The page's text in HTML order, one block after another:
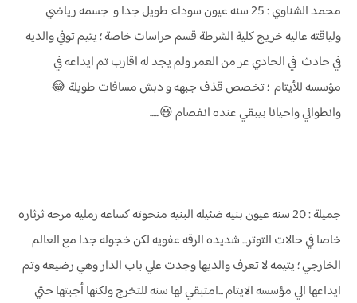
محمد الشناوي : 25 سنه عيون سوداء طويل جدا و جسمه رياضي
ولياقته عاليه خريج كلية الشرطة قسم حراسات خاصة ؛ يتيم توفي والديه
في حادث في الحادي عر من العمر ولم يجد له اقارب تم ايداعه في
مؤسسه للأيتام ؛ تخصص قذف جبهه و دبش مسافات طويلة 😂
وانطوائي واحيانا بيبقي عنده انفصام 😃......
جميلة : 20 سنه عيون بنيه ضئيله البنيه منحوته كساعه رمليه مرحه ثرثاره
خاصا في حالات التوتر... شديده الرقه عفويه لكن خجوله جدا مع العالم
الخارجي ؛ يتيمه لا تعرف والديها وجدت علي باب الدار وهي رضيعه وتم
ايداعها الي مؤسسه الايتام ...امتبقي لها سنه للتخرج ولكنها أجبتها حتي